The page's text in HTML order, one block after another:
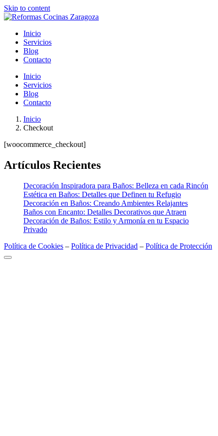
Skip to content
Inicio
Servicios
Blog
Contacto
Inicio
Servicios
Blog
Contacto
Inicio
Checkout
[woocommerce_checkout]
Artículos Recientes
Decoración Inspiradora para Baños: Belleza en cada Rincón
Estética en Baños: Detalles que Definen tu Refugio
Decoración en Baños: Creando Ambientes Relajantes
Baños con Encanto: Detalles Decorativos que Atraen
Decoración de Baños: Estilo y Armonía en tu Espacio
Privado
Política de Cookies – Política de Privacidad – Política de Protección